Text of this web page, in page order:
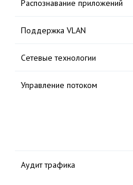
Распознавание приложений
Поддержка VLAN
Сетевые технологии
Управление потоком
Аудит трафика